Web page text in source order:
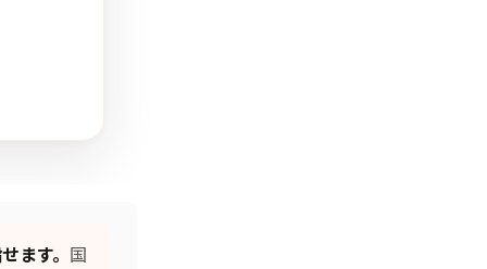
ます。 国